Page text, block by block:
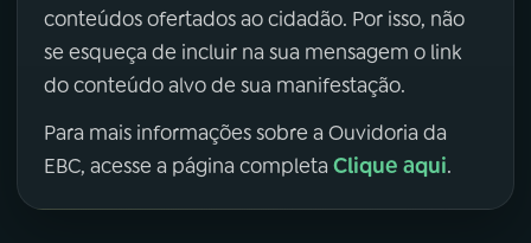
conteúdos ofertados ao cidadão. Por isso, não
se esqueça de incluir na sua mensagem o link
do conteúdo alvo de sua manifestação.
Para mais informações sobre a Ouvidoria da
EBC, acesse a página completa Clique aqui.